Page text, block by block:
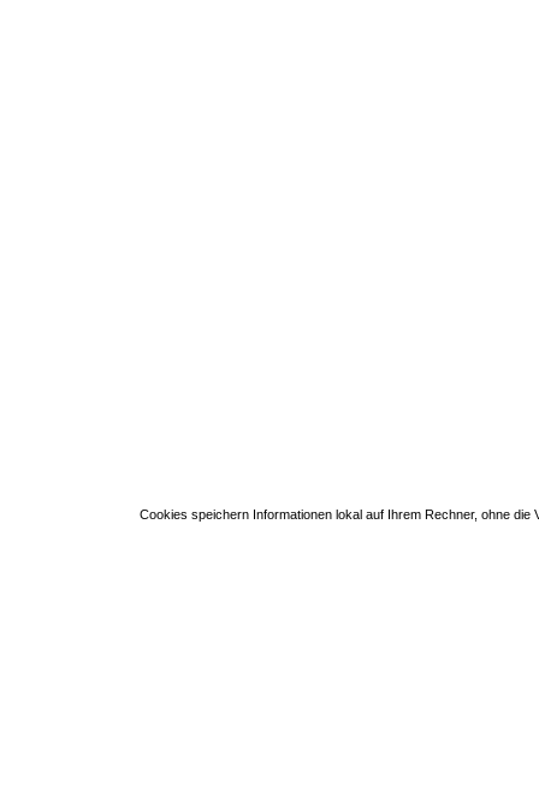
Cookies speichern Informationen lokal auf Ihrem Rechner, ohne